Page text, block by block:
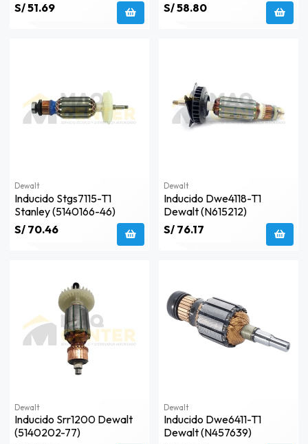
S/ 51.69
S/ 58.80
Dewalt
Inducido Stgs7115-T1
Stanley (5140166-46)
S/ 70.46
Dewalt
Inducido Dwe4118-T1
Dewalt (n615212)
S/ 76.17
Dewalt
Inducido Srr1200 Dewalt
(5140202-77)
Dewalt
Inducido Dwe6411-T1
Dewalt (n457639)